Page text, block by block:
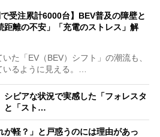
で受注累計6000台】BEV普及の障壁と
距離の不安」「充電のストレス」解
た「EV（BEV）シフト」の潮流も、
るように見える。…
シビアな状況で実感した「フォレスタ
と「スト…
が軽？」と戸惑うのには理由があっ